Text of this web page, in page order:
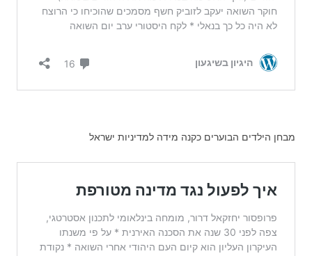
מבחן הילדים הבוערים כקנה מידה למדיניות ישראל